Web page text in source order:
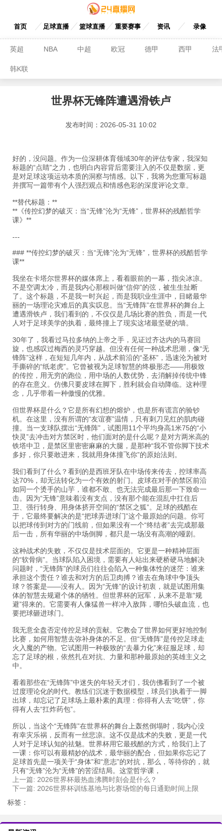
首页 足球直播 篮球直播 重要赛事 资讯 录像
英超 NBA 中超 欧冠 德甲 西甲 法
韩K联
世界杯无锋阵遭遇滑铁卢
发布时间：2026-05-31 10:02
好的，没问题。作为一位深耕体育领域30年的评估专家，我深知
标题的“点睛”之力，也明白内容背后需要注入的不仅是数据，更
是对足球这项运动本质的洞察与情感。以下，我将为您重写标题
并撰写一篇带有个人强烈观点和情感色彩的深度评论文章。
**替代标题：**
**《传控幻梦的破灭：当“无锋”沦为“无锋”，世界杯的残酷哲学
课》**
---
### **传控幻梦的破灭：当“无锋”沦为“无锋”，世界杯的残酷哲学
课**
我坐在卡塔尔世界杯的媒体席上，看着眼前的一幕，指尖冰凉。
不是空调太冷，而是我内心那根叫做“信仰”的弦，被生生扯断
了。这个标题，不是我一时兴起，而是我职业生涯中，目睹最华
丽的一场理论灾难后的真实叹息。当“无锋阵”在世界杯的舞台上
遭遇滑铁卢，我们看到的，不仅仅是几场比赛的胜负，而是一代
人对于足球美学的执着，最终撞上了现实这堵最坚硬的墙。
30年了，我看过马拉多纳的上帝之手，见证过齐达内的马赛回
旋，也感叹过梅西的灵巧穿越。但没有任何一种战术思潮，像“无
锋阵”这样，在短短几年内，从战术前沿的“圣杯”，迅速沦为被对
手撕碎的“纸老虎”。它曾被视为足球智慧的终极形态——用极致
的传控，用无穷的跑位，用中场的人数优势，去消解掉传统中锋
的存在意义。仿佛只要皮球在脚下，胜利就会自动降临。这种理
念，几乎带着一种傲慢的优雅。
但世界杯是什么？它是所有幻想的熔炉，也是所有谎言的验钞
机。在这里，没有所谓的“友谊赛”温情，只有刺刀见红的肌肉碰
撞。当一支球队摆出“无锋阵”，试图用11个平均身高1米75的“小
快灵”去冲击对方禁区时，他们面对的是什么呢？是对方两米高的
铁塔中卫，是禁区里密密麻麻的大腿，是那种“我不管你脚下技术
多好，你只要敢进来，我就用身体撞飞你”的原始法则。
我们看到了什么？看到的是西班牙队在中场传来传去，控球率高
达70%，却无法转化为一个有效的射门。皮球在对手的禁区前沿
如同一个烫手的山芋，谁都不敢、也无法完成最后那一下致命一
击。因为“无锋”意味着没有支点，没有那个能在混乱中扛住后
卫、强行转身、用身体挤开空间的“禁区之狐”。足球的残酷在
于，它最终要解决的是“把球弄进球门”这个最原始的问题。你可
以把球传到对方的门线前，但如果没有一个“终结者”去完成那最
后一击，所有华丽的中场倒脚，都只是一场没有高潮的哑剧。
这种战术的失败，不仅仅是技术层面的。它更是一种精神层面
的“软骨病”。当球队陷入困境，需要有人站出来硬桥硬马地解决
问题时，“无锋阵”的球员们往往会陷入一种集体性的迷茫：谁来
承担这个责任？谁去和对方的后卫肉搏？谁去在角球中争顶头
球？答案是——没有人。因为“无锋”的设计初衷，就是试图用集
体的智慧去规避个体的牺牲。但世界杯的冠军，从来不是靠“规
避”得来的。它需要有人像猛兽一样冲入敌阵，哪怕头破血流，也
要把球砸进球门。
我无意全盘否定传控足球的贡献。它教会了世界如何更好地控制
比赛，如何用智慧去弥补身体的不足。但“无锋阵”是传控足球走
火入魔的产物。它试图用一种极致的“去暴力化”来征服足球，却
忘了足球的根，依然扎在对抗、力量和那种最原始的英雄主义之
中。
看着那些在“无锋阵”中迷失的年轻天才们，我仿佛看到了一个被
过度理论化的时代。教练们沉迷于数据模型，球员们执着于一脚
出球，却忘记了足球场上最朴素的真理：你得有人去“吃饼”，你
得有人去“扛炸药包”。
所以，当这个“无锋阵”在世界杯的舞台上轰然倒塌时，我内心没
有幸灾乐祸，反而有一丝悲凉。这不仅是战术的失败，更是一代
人对于足球认知的祛魅。世界杯用它最残酷的方式，给我们上了
一课：你可以有最精妙的战术，最华丽的配合，但如果你忘记了
足球首先是一项关于“身体”和“意志”的对抗，那么，等待你的，就
只有“无锋”沦为“无锋”的苦涩结局。这堂哲学课，
上一篇: 2026世界杯最热血沸腾时刻会是什么？
下一篇: 2026世界杯训练基地与比赛场馆的每日通勤时间上限
标签：